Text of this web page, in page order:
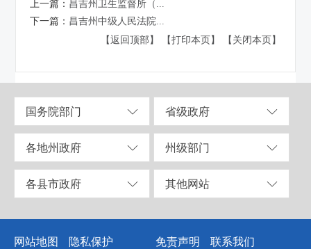
上一篇： 昌吉州卫生监督所（...
下一篇： 昌吉州中级人民法院...
【返回顶部】
【打印本页】 【关闭本页】
国务院部门 省级政府
各地州政府 州级部门
各县市政府 其他网站
网站地图 隐私保护 免责声明 联系我们